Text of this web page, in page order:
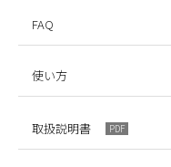
FAQ
使い方
取扱説明書 PDF